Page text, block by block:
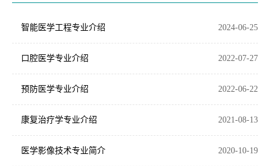
2024-06-25
智能医学工程专业介绍
2022-07-27
口腔医学专业介绍
2022-06-22
预防医学专业介绍
2021-08-13
康复治疗学专业介绍
2020-10-19
医学影像技术专业简介